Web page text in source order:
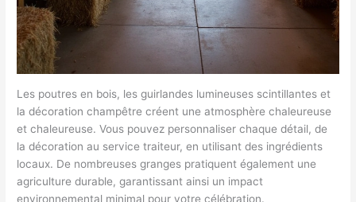
Les poutres en bois, les guirlandes lumineuses scintillantes et
la décoration champêtre créent une atmosphère chaleureuse
et chaleureuse. Vous pouvez personnaliser chaque détail, de
la décoration au service traiteur, en utilisant des ingrédients
locaux. De nombreuses granges pratiquent également une
agriculture durable, garantissant ainsi un impact
environnemental minimal pour votre célébration.